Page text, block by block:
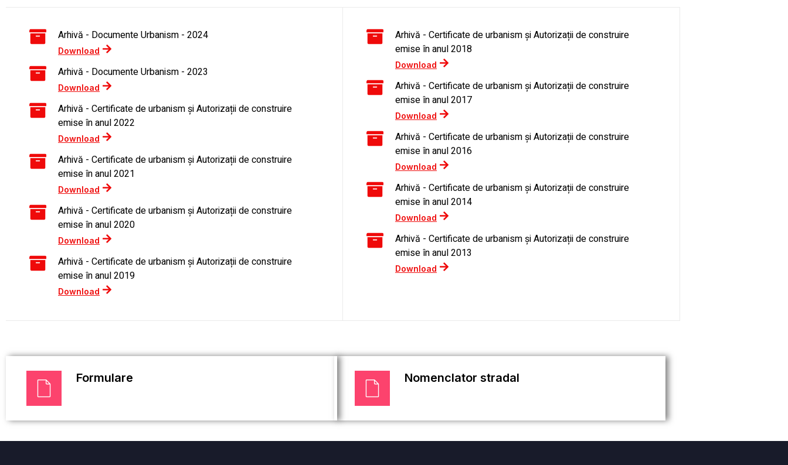
Arhivă - Documente Urbanism - 2024
Download
Arhivă - Documente Urbanism - 2023
Download
Arhivă - Certificate de urbanism și Autorizații de construire
emise în anul 2022
Download
Arhivă - Certificate de urbanism și Autorizații de construire
emise în anul 2021
Download
Arhivă - Certificate de urbanism și Autorizații de construire
emise în anul 2020
Download
Arhivă - Certificate de urbanism și Autorizații de construire
emise în anul 2019
Download
Arhivă - Certificate de urbanism și Autorizații de construire
emise în anul 2018
Download
Arhivă - Certificate de urbanism și Autorizații de construire
emise în anul 2017
Download
Arhivă - Certificate de urbanism și Autorizații de construire
emise în anul 2016
Download
Arhivă - Certificate de urbanism și Autorizații de construire
emise în anul 2014
Download
Arhivă - Certificate de urbanism și Autorizații de construire
emise în anul 2013
Download
Formulare Nomenclator stradal